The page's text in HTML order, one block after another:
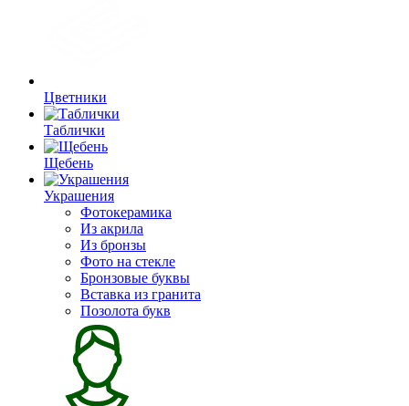
Цветники
Таблички
Щебень
Украшения
Фотокерамика
Из акрила
Из бронзы
Фото на стекле
Бронзовые буквы
Вставка из гранита
Позолота букв